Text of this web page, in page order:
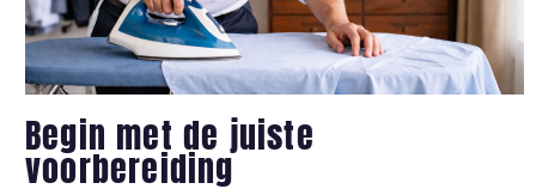
Begin met de juiste
voorbereiding